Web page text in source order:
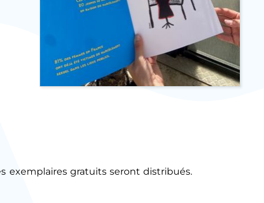
exemplaires gratuits seront distribués.